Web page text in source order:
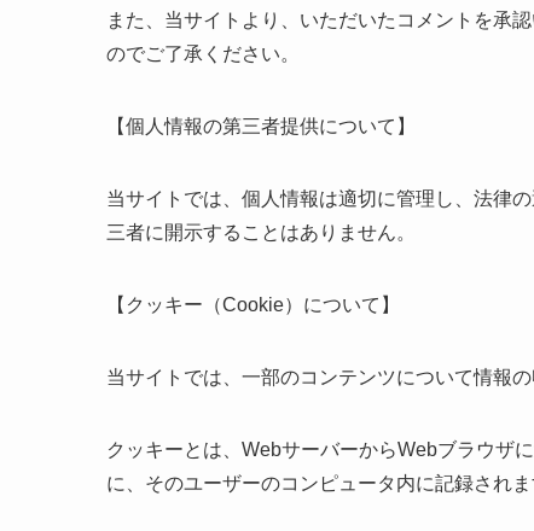
また、当サイトより、いただいたコメントを承
のでご了承ください。
【個人情報の第三者提供について】
当サイトでは、個人情報は適切に管理し、法律
三者に開示することはありません。
【クッキー（Cookie）について】
当サイトでは、一部のコンテンツについて情報
クッキーとは、WebサーバーからWebブラウザ
に、そのユーザーのコンピュータ内に記録されま